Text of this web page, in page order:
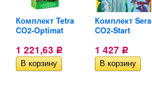
Комплект Tetra
CO2-Optimat
1 221,63 Р
Комплект Sera
CO2-Start
1 427 Р